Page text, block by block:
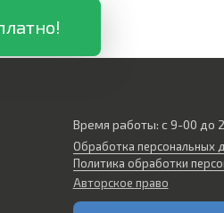
Время работы: с 9-00 до
Обработка персональных
Политика обработки
Авторское право